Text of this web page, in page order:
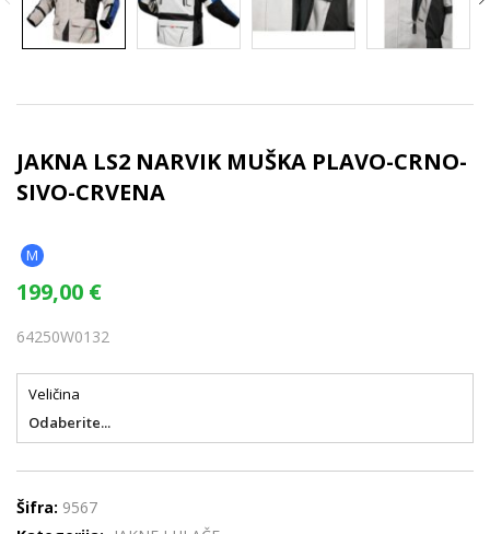
JAKNA LS2 NARVIK MUŠKA PLAVO-CRNO-
SIVO-CRVENA
M
199,00 €
64250W0132
Veličina
Odaberite...
Šifra: 9567